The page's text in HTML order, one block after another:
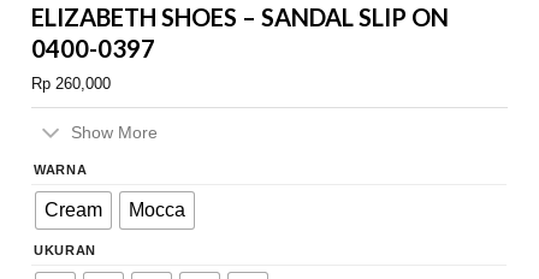
ELIZABETH SHOES – SANDAL SLIP ON
0400-0397
Rp 260,000
Show More
WARNA
Cream Mocca
UKURAN